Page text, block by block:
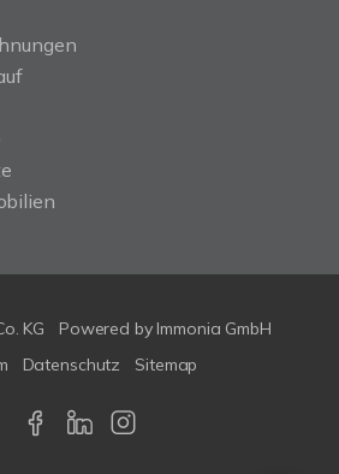
KG Powered by Immonia GmbH
Datenschutz Sitemap